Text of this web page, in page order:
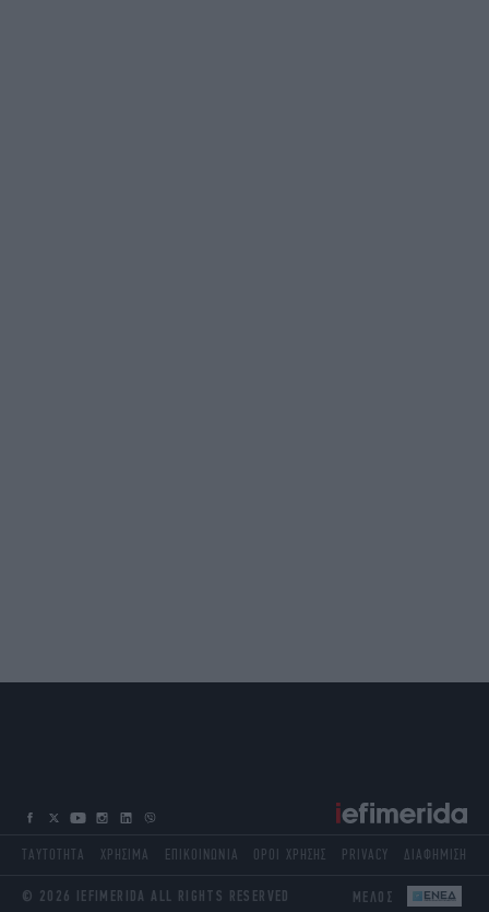
© 2026 IEFIMERIDA ALL RIGHTS RESERVED ΜΕΛΟΣ
ΤΑΥΤΟΤΗΤΑ ΧΡΗΣΙΜΑ ΕΠΙΚΟΙΝΩΝΙΑ ΟΡΟΙ ΧΡΗΣΗΣ PRIVACY ΔΙΑΦΗΜΙΣΗ